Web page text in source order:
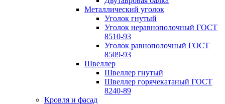
Металлический уголок
Уголок гнутый
Уголок неравнополочный ГОСТ
8510-93
Уголок равнополочный ГОСТ
8509-93
Швеллер
Швеллер гнутый
Швеллер горячекатаный ГОСТ
8240-89
Кровля и фасад